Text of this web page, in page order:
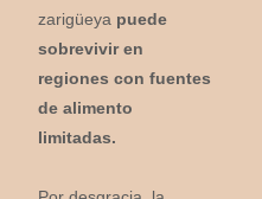
zarigüeya puede
sobrevivir en
regiones con fuentes
de alimento
limitadas.